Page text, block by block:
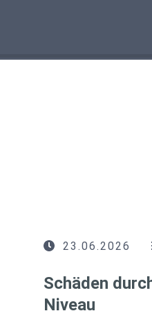
23.06.2026
Schäden
Niveau